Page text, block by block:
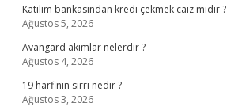
Katılım bankasından kredi çekmek caiz midir ?
Ağustos 5, 2026
Avangard akımlar nelerdir ?
Ağustos 4, 2026
19 harfinin sırrı nedir ?
Ağustos 3, 2026